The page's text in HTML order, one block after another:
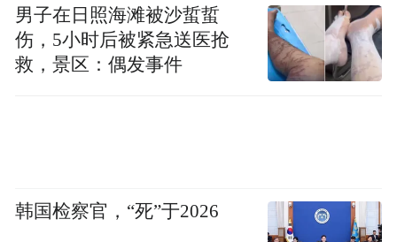
男子在日照海滩被沙蜇蜇
伤，5小时后被紧急送医抢
救，景区：偶发事件
韩国检察官，“死”于2026